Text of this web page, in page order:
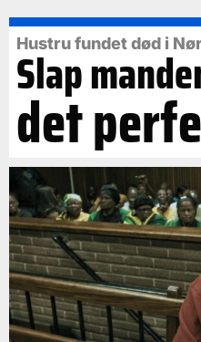
Hustru fundet død i
Slap
det